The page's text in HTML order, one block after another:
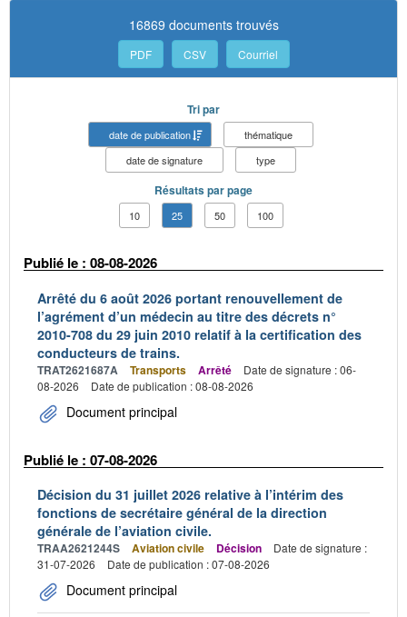
16869 documents trouvés
PDF CSV Courriel
Tri par
date de publication
thématique
date de signature
type
Résultats par page
10 25 50 100
Publié le : 08-08-2026
Arrêté du 6 août 2026 portant renouvellement de
l’agrément d’un médecin au titre des décrets n°
2010-708 du 29 juin 2010 relatif à la certification des
conducteurs de trains.
TRAT2621687A Transports Arrêté
Date de signature : 06-
08-2026
Date de publication : 08-08-2026
Document principal
Publié le : 07-08-2026
Décision du 31 juillet 2026 relative à l’intérim des
fonctions de secrétaire général de la direction
générale de l’aviation civile.
TRAA2621244S Aviation civile Décision
Date de signature :
31-07-2026
Date de publication : 07-08-2026
Document principal